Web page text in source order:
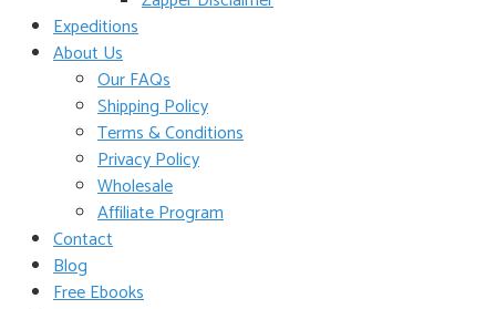
Expeditions
About Us
Our FAQs
Shipping Policy
Terms & Conditions
Privacy Policy
Wholesale
Affiliate Program
Contact
Blog
Free Ebooks